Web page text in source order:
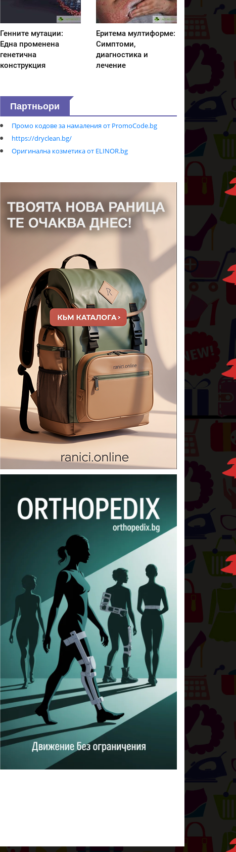
Генните мутации:
Една променена
генетична
конструкция
Еритема мултиформе:
Симптоми,
диагностика и
лечение
Партньори
Промо кодове за намаления от PromoCode.bg
https://dryclean.bg/
Оригинална козметика от ELINOR.bg